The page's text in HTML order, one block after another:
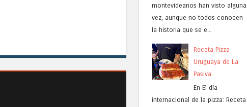
montevideanos han visto alguna
vez, aunque no todos conocen
la historia que se e...
Receta Pizza
Uruguaya de La
Pasiva
En El día
internacional de la pizza: Receta